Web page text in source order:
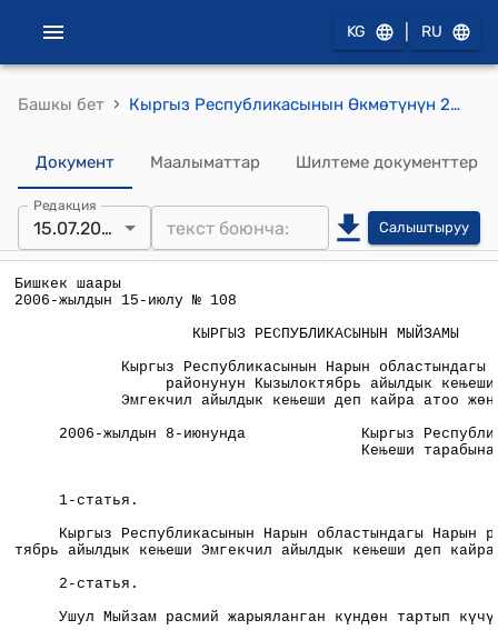
KG RU
Башкы бет › Кыргыз Республикасынын Өкмөтүнүн 2006-жылдын 15-июлундагы №108 "Кыргыз Республикасынын Нарын областындагы Нарын районунун Кызылоктябрь айылдык кеңеши Эмгекчил айылдык кеңеши деп кайра атоо жөнүндө" Мыйзамы
Документ Маалыматтар Шилтеме документтер
Редакция
15.07.2006 Салыштыруу